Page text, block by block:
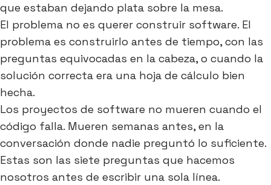
que estaban dejando plata sobre la mesa.
El problema no es querer construir software. El
problema es construirlo antes de tiempo, con las
preguntas equivocadas en la cabeza, o cuando la
solución correcta era una hoja de cálculo bien
hecha.
Los proyectos de software no mueren cuando el
código falla. Mueren semanas antes, en la
conversación donde nadie preguntó lo suficiente.
Estas son las siete preguntas que hacemos
nosotros antes de escribir una sola línea.